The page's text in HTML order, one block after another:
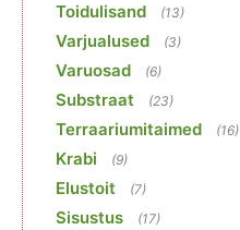
Toidulisand (13)
Varjualused (3)
Varuosad (6)
Substraat (23)
Terraariumitaimed (16)
Krabi (9)
Elustoit (7)
Sisustus (17)